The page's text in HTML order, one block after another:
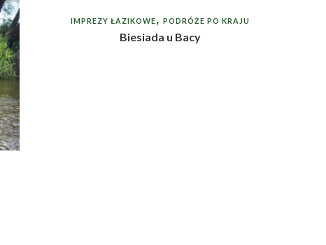
IMPREZY ŁAZIKOWE PODRÓŻE PO KRAJU
Biesiada u Bacy